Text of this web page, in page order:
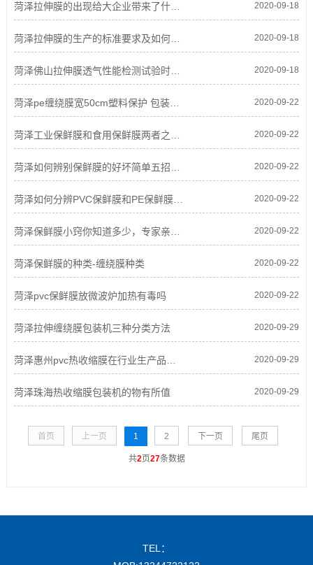
菏泽拉伸膜的出现给大企业带来了什么好处? 2020-09-18
菏泽拉伸膜的生产的标准要求及如何满足的要求是什么? 2020-09-18
菏泽佛山拉伸膜透气性能检测试验时需重视的问题 2020-09-18
菏泽pe缠绕膜宽50cm塑料保护 包装膜打包膜拉伸膜大卷工业保鲜膜 2020-09-22
菏泽工业保鲜膜和食用保鲜膜两者之间的区别 2020-09-22
菏泽如何辨别保鲜膜的好坏简单五招，让你当专家 2020-09-22
菏泽如何分辨PVC保鲜膜和PE保鲜膜使用 应用 2020-09-22
菏泽保鲜膜小窍你知道多少，专家亲身试验教你如何辨别工业 2020-09-22
菏泽保鲜膜的种类-缠绕膜种类 2020-09-22
菏泽pvc保鲜膜放微波炉加热有毒吗 2020-09-22
菏泽拉伸缠绕膜包装机三种分类方法 2020-09-29
菏泽惠州pvc热收缩膜在行业生产品扮演怎样角色 2020-09-29
菏泽珠海热收缩膜包装机的物有所值 2020-09-29
首页 上一页 1 2 下一页 尾页
共2页27条数据
TEL：